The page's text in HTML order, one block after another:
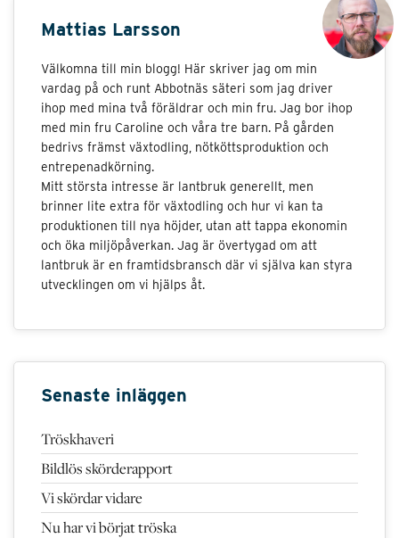
Mattias Larsson
Välkomna till min blogg! Här skriver jag om min
vardag på och runt Abbotnäs säteri som jag driver
ihop med mina två föräldrar och min fru. Jag bor ihop
med min fru Caroline och våra tre barn. På gården
bedrivs främst växtodling, nötköttsproduktion och
entrepenadkörning.
Mitt största intresse är lantbruk generellt, men
brinner lite extra för växtodling och hur vi kan ta
produktionen till nya höjder, utan att tappa ekonomin
och öka miljöpåverkan. Jag är övertygad om att
lantbruk är en framtidsbransch där vi själva kan styra
utvecklingen om vi hjälps åt.
Senaste inläggen
Tröskhaveri
Bildlös skörderapport
Vi skördar vidare
Nu har vi börjat tröska